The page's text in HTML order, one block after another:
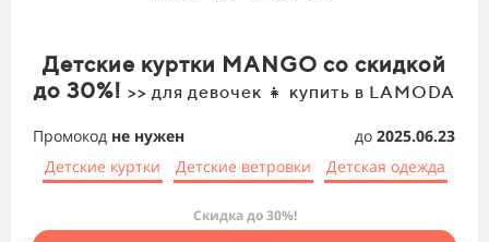
Детские куртки MANGO со скидкой
до 30%! >> для девочек 👧 купить в LAMODA
Промокод не нужен до 2025.06.23
Детские куртки
Детские ветровки Детская одежда
Скидка до 30%!